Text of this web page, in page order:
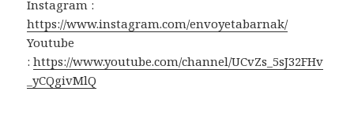
Instagram :
https://www.instagram.com/envoyetabarnak/
Youtube
:https://www.youtube.com/channel/UCvZs_5sJ32FHv
_yCQgivMlQ